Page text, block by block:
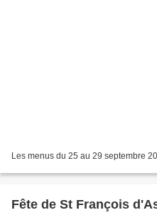
Les menus du 25 au 29 septembre
Fête de St François